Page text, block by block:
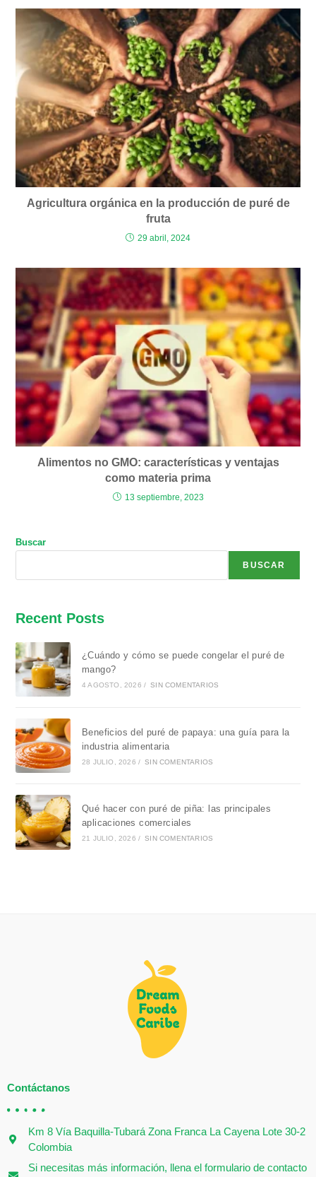
Agricultura orgánica en la producción de puré de
fruta
29 abril, 2024
Alimentos no GMO: características y ventajas
como materia prima
13 septiembre, 2023
Buscar
BUSCAR
Recent Posts
¿Cuándo y cómo se puede congelar el puré de
mango?
4 AGOSTO, 2026 / SIN COMENTARIOS
Beneficios del puré de papaya: una guía para la
industria alimentaria
28 JULIO, 2026 / SIN COMENTARIOS
Qué hacer con puré de piña: las principales
aplicaciones comerciales
21 JULIO, 2026 / SIN COMENTARIOS
Contáctanos
Km 8 Vía Baquilla-Tubará Zona Franca La Cayena Lote 30-2
Colombia
Si necesitas más información, llena el formulario de contacto